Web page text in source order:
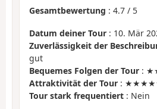
Gesamtbewertung : 4.7 / 5
Datum deiner Tour : 10. Mär
Zuverlässigkeit der
gut
Bequemes Folgen der Tour :
Attraktivität der Tour :
Tour stark frequentiert : Nein